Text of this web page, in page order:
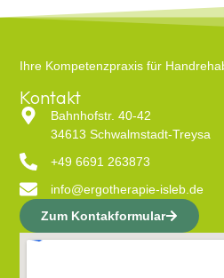
Ihre Kompetenzpraxis für
Kontakt
Bahnhofstr. 40-42
34613 Schwalmstadt-Treysa
+49 6691 263873
info@ergotherapie-isleb.de
Zum Kontakformular